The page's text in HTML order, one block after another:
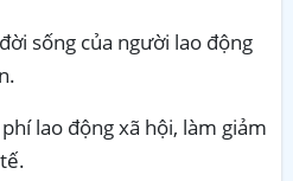
sống của người lao động
lao động xã hội, làm giảm